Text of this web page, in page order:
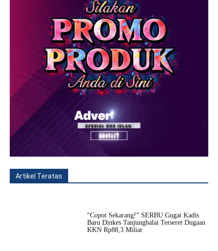
Artikel Teratas
“Copot Sekarang!” SERBU Gugat Kadis
Baru Dinkes Tanjungbalai Terseret Dugaan
KKN Rp88,3 Miliar